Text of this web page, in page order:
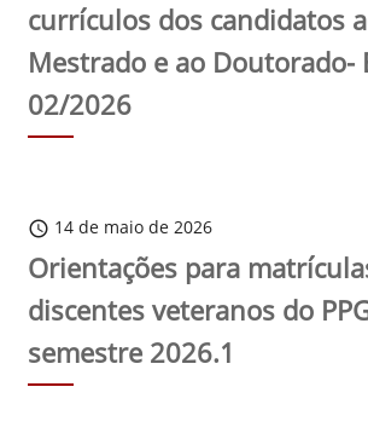
currículos dos candidatos
Mestrado e ao Doutorado-
02/2026
schedule 14 de maio de 2026
Orientações para
discentes veteranos do
semestre 2026.1